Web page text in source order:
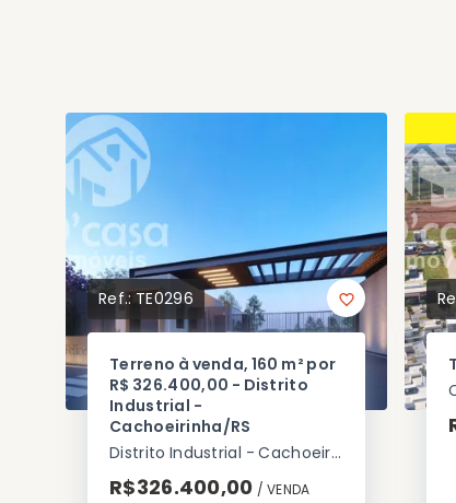
Ref.:TE0296
Terreno à venda, 160 m² por
R$ 326.400,00 - Distrito
Industrial -
Cachoeirinha/RS
Distrito Industrial - Cachoeirinha/RS
R$326.400,00 / VENDA